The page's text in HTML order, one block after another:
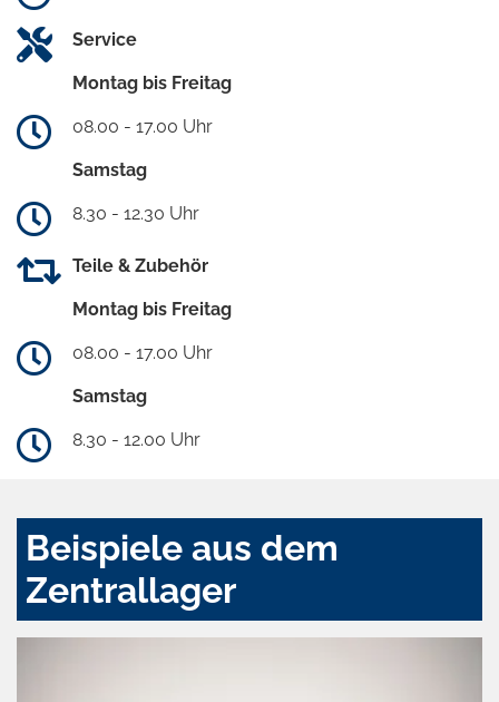
Service
Montag bis Freitag
08.00 - 17.00 Uhr
Samstag
8.30 - 12.30 Uhr
Teile & Zubehör
Montag bis Freitag
08.00 - 17.00 Uhr
Samstag
8.30 - 12.00 Uhr
Beispiele aus dem
Zentrallager